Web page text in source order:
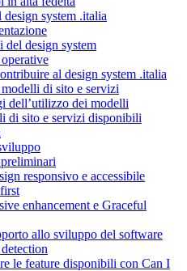
system .italia
del design system
al design system .italia
di sito e servizi
dell’utilizzo dei modelli
di sito e servizi disponibili
responsivo e accessibile
enhancement e Graceful
allo sviluppo del software
le feature disponibili con Can I